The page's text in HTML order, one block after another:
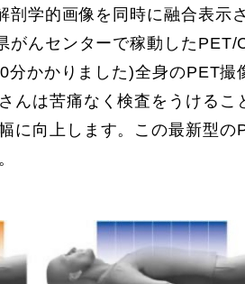
学的画像を同時に融合表示
んセンターで稼動したPET/
かかりました)全身のPET撮
んは苦痛なく検査をうけるこ
に向上します。この最新型